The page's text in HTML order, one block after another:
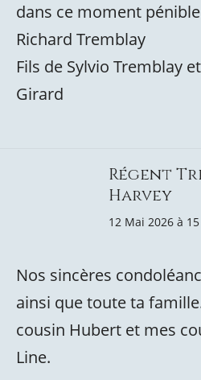
dans ce moment
Richard Tremblay
Fils de Sylvio Tremblay
Girard
Régent
Harvey
12 Mai 2026 à
Nos sincères
ainsi que toute ta
cousin Hubert et mes
Line.